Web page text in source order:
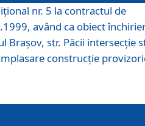
nr. 5 la contractul de
având ca obiect
Brașov, str. Păcii intersecție
construcție